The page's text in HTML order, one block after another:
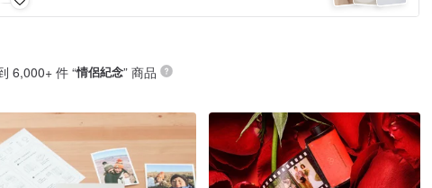
6,000+ 件 “情侶紀念” 商品